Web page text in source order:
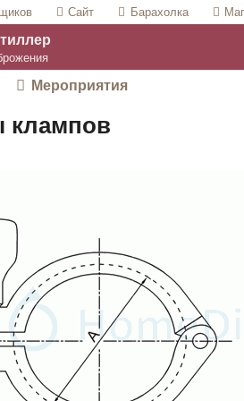
Сайт Барахолка
Мероприятия
клампов